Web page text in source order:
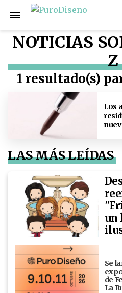
NOTICIAS
Z
1 resultado(s)
Los
LAS MÁS LEÍDAS
un
Se
de
La